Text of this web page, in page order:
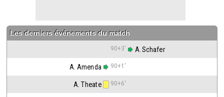
Les derniers événements du match
90+3' A. Schafer
A. Amenda 90+1'
A. Theate 90+6'